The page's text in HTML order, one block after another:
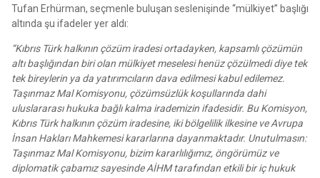
Tufan Erhürman, seçmenle buluşan seslenişinde “mülkiyet” başlığı
altında şu ifadeler yer aldı:
“Kıbrıs Türk halkının çözüm iradesi ortadayken, kapsamlı çözümün
altı başlığından biri olan mülkiyet meselesi henüz çözülmedi diye tek
tek bireylerin ya da yatırımcıların dava edilmesi kabul edilemez.
Taşınmaz Mal Komisyonu, çözümsüzlük koşullarında dahi
uluslararası hukuka bağlı kalma irademizin ifadesidir. Bu Komisyon,
Kıbrıs Türk halkının çözüm iradesine, iki bölgelilik ilkesine ve Avrupa
İnsan Hakları Mahkemesi kararlarına dayanmaktadır. Unutulmasın:
Taşınmaz Mal Komisyonu, bizim kararlılığımız, öngörümüz ve
diplomatik çabamız sayesinde AİHM tarafından etkili bir iç hukuk